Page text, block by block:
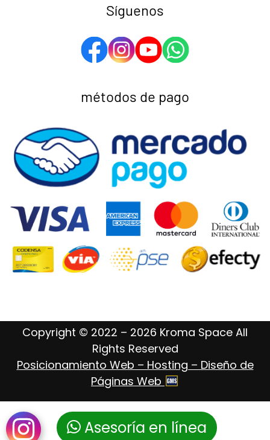
Asesoría en línea
Síguenos
métodos de pago
Copyright © 2022 – 2026 Kroma Space All
Rights Reserved
Posicionamiento Web – Hosting – Diseño de
Páginas Web